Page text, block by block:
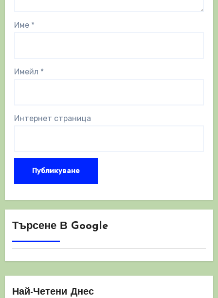
Име *
Имейл *
Интернет страница
Търсене В Google
Най-Четени Днес